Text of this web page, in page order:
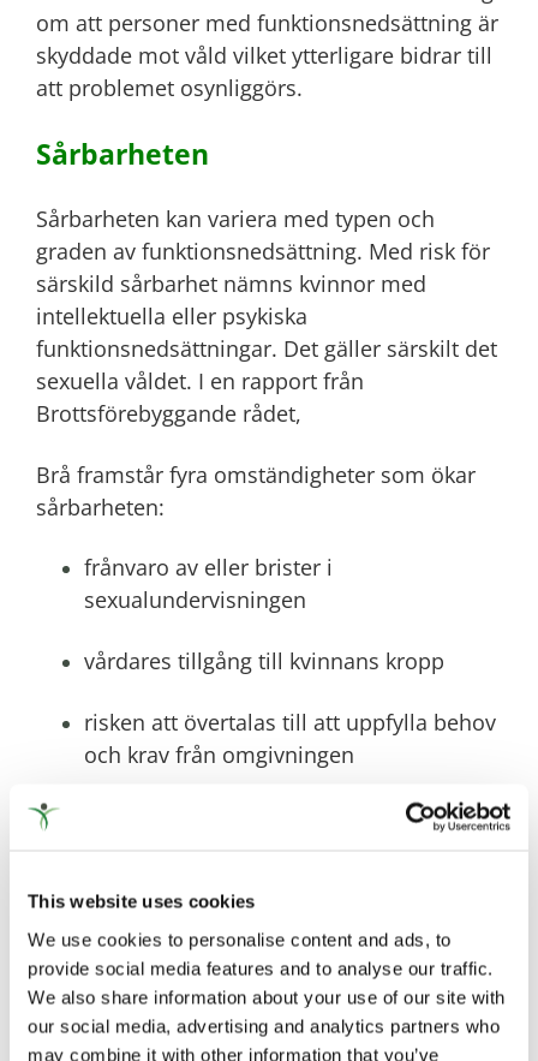
This website uses cookies
We use cookies to personalise content and ads, to
provide social media features and to analyse our traffic.
We also share information about your use of our site with
our social media, advertising and analytics partners who
may combine it with other information that you’ve
om att personer med funktionsnedsättning är
skyddade mot våld vilket ytterligare bidrar till
att problemet osynliggörs.
Sårbarheten
Sårbarheten kan variera med typen och
graden av funktionsnedsättning. Med risk för
särskild sårbarhet nämns kvinnor med
intellektuella eller psykiska
funktionsnedsättningar. Det gäller särskilt det
sexuella våldet. I en rapport från
Brottsförebyggande rådet,
Brå framstår fyra omständigheter som ökar
sårbarheten:
frånvaro av eller brister i
sexualundervisningen
vårdares tillgång till kvinnans kropp
risken att övertalas till att uppfylla behov
och krav från omgivningen
sexuellt har uppmärksammas både inom
rättsväsendet och inom forskningen.
Våldet tar sig olika uttryck